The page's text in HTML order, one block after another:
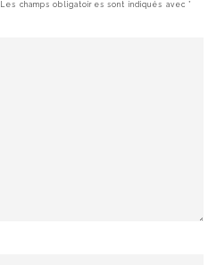
Les champs obligatoires sont indiqués avec*